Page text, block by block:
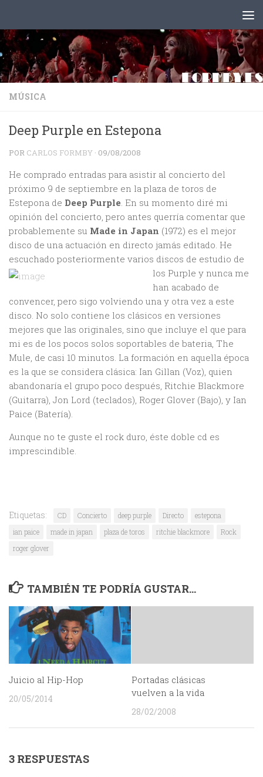
MÚSICA
Deep Purple en Estepona
POR CARLOS FORMBY · 09/08/2008
He comprado entradas para asistir al concierto del
próximo 9 de septiembre en la plaza de toros de
Estepona de Deep Purple. En su momento diré mi
opinión del concierto, pero antes querría comentar que
probablemente su Made in Japan (1972) es el mejor
disco de una actuación en directo jamás editado. He
escuchado posteriormente varios discos de estudio de
los Purple y nunca me
han acabado de
convencer, pero sigo volviendo una y otra vez a este
disco. No solo contiene los clásicos en versiones
mejores que las originales, sino que incluye el que para
mi es de los pocos solos soportables de bateria, The
Mule, de casi 10 minutos. La formación en aquella época
es la que se considera clásica: Ian Gillan (Voz), quien
abandonaría el grupo poco después, Ritchie Blackmore
(Guitarra), Jon Lord (teclados), Roger Glover (Bajo), y Ian
Paice (Batería).
Aunque no te guste el rock duro, éste doble cd es
imprescindible.
Etiquetas: CD Concierto deep purple Directo
estepona
ian paice
made in japan plaza de toros ritchie blackmore
Rock
roger glover
TAMBIÉN TE PODRÍA GUSTAR...
Juicio al Hip-Hop
20/05/2014
Portadas clásicas
vuelven a la vida
28/02/2008
3 RESPUESTAS